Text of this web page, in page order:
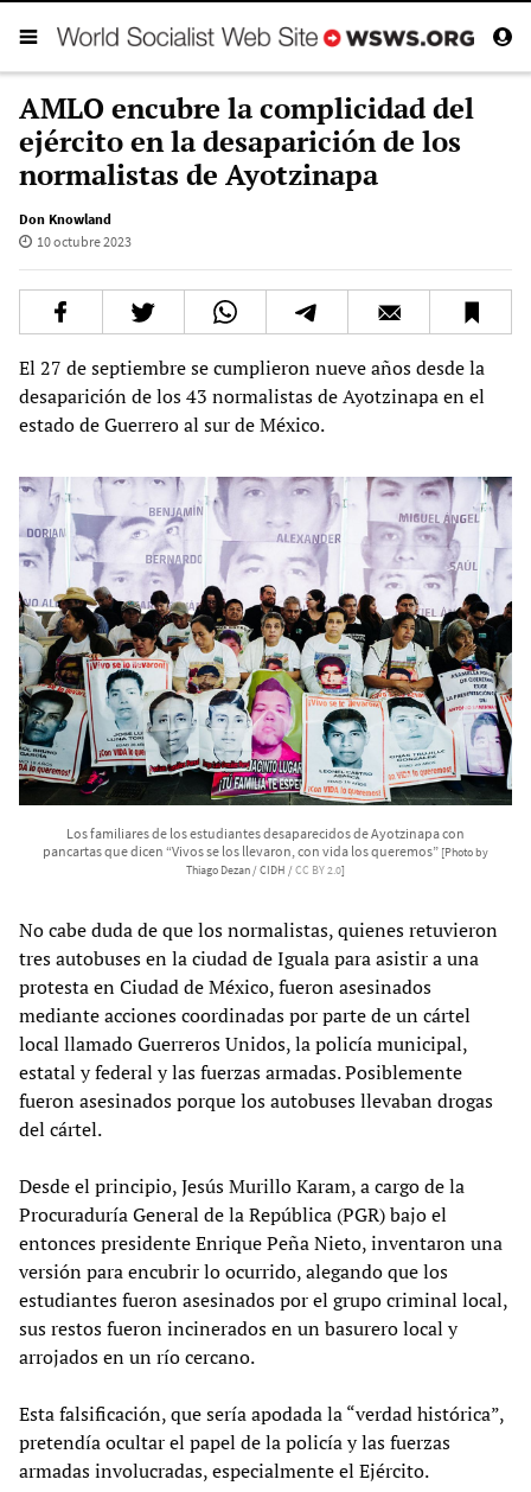
AMLO encubre la complicidad del
ejército en la desaparición de los
normalistas de Ayotzinapa
Don Knowland
10 octubre 2023
El 27 de septiembre se cumplieron nueve años desde la
desaparición de los 43 normalistas de Ayotzinapa en el
estado de Guerrero al sur de México.
Los familiares de los estudiantes desaparecidos de Ayotzinapa con
pancartas que dicen “Vivos se los llevaron, con vida los queremos” [Photo by
Thiago Dezan / CIDH /CC BY 2.0]
No cabe duda de que los normalistas, quienes retuvieron
tres autobuses en la ciudad de Iguala para asistir a una
protesta en Ciudad de México, fueron asesinados
mediante acciones coordinadas por parte de un cártel
local llamado Guerreros Unidos, la policía municipal,
estatal y federal y las fuerzas armadas. Posiblemente
fueron asesinados porque los autobuses llevaban drogas
del cártel.
Desde el principio, Jesús Murillo Karam, a cargo de la
Procuraduría General de la República (PGR) bajo el
entonces presidente Enrique Peña Nieto, inventaron una
versión para encubrir lo ocurrido, alegando que los
estudiantes fueron asesinados por el grupo criminal local,
sus restos fueron incinerados en un basurero local y
arrojados en un río cercano.
Esta falsificación, que sería apodada la “verdad histórica”,
pretendía ocultar el papel de la policía y las fuerzas
armadas involucradas, especialmente el Ejército.